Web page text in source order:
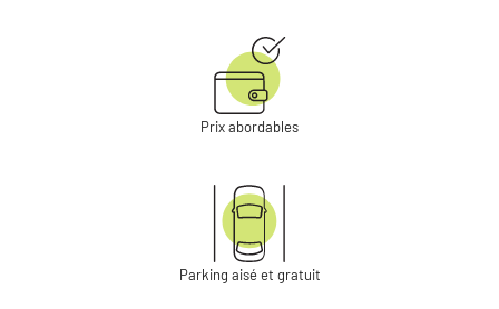
Prix abordables
Parking aisé et gratuit